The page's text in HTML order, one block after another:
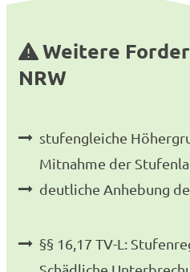
Weitere
NRW
stufengleiche
Mitnahme der
deutliche Anhebung
§§ 16,17 TV-L: